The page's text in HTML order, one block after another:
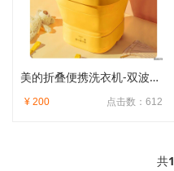
美的折叠便携洗衣机-双波涡轮
点击数：612
¥ 200
共1